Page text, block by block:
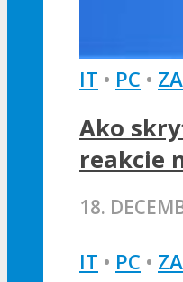
IT • PC •
Ako
reakcie
18.
IT • PC •